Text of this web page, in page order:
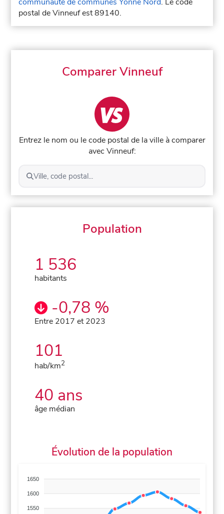
postal de Vinneuf est 89140.
Comparer Vinneuf
Entrez le nom ou le code postal de la ville à comparer
avec Vinneuf:
Ville, code postal...
Population
1 536
habitants
-0,78 %
Entre 2017 et 2023
101
hab/km2
40 ans
âge médian
Évolution de la population
1650
1600
1550